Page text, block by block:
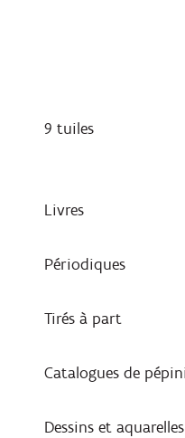
9 tuiles
Livres
Périodiques
Tirés à part
Catalogues de
Dessins et aquarelles